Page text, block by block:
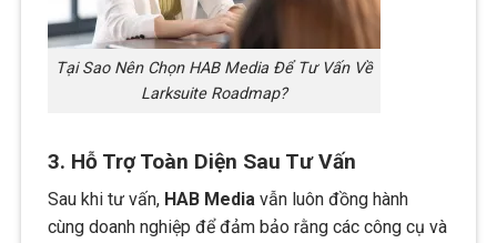
Tại Sao Nên Chọn HAB Media Để Tư Vấn Về
Larksuite Roadmap?
3. Hỗ Trợ Toàn Diện Sau Tư Vấn
Sau khi tư vấn, HAB Media vẫn luôn đồng hành
cùng doanh nghiệp để đảm bảo rằng các công cụ và